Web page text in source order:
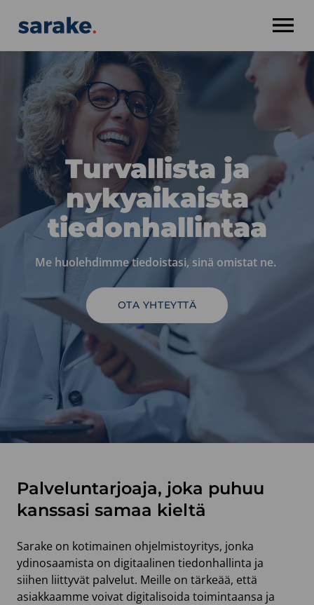
Turvallista ja
nykyaikaista
tiedonhallintaa
Me huolehdimme tiedoistasi, sinä omistat ne.
OTA YHTEYTTÄ
Palveluntarjoaja, joka puhuu
kanssasi samaa kieltä
Sarake on kotimainen ohjelmistoyritys, jonka
ydinosaamista on digitaalinen tiedonhallinta ja
siihen liittyvät palvelut. Meille on tärkeää, että
asiakkaamme voivat digitalisoida toimintaansa ja